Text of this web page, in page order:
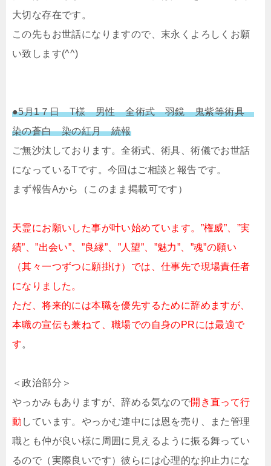
大切な存在です。
この先もお世話になりますので、末永くよろしくお願
い致します(^^)
●5月1７日 T様 男性 全術式 羽鏡 鬼紫等術具
染の蒼白 染の紅月 続報
ご無沙汰しております。全術式、術具、術儀でお世話
になっているTです。今回はご相談と報告です。
まず報告Aから（このまま掲載可です）
天霊にお願いした事が叶い始めています。”権威”、”実
績”、”出会い”、”良縁”、”人望”、”魅力”、”魂”の願い
（其々一つずつに願掛け）では、仕事先で現場責任者
になりました。
ただ、将来的には本職を優先するために辞めますが、
本職の宣伝も兼ねて、職場での自身のPRには最適で
す。
＜政治部分＞
やっかみもありますが、辞める気なので開き直って行
動 しています。やっかむ連中には恩を売り、また管理
職とも仲が良い様に周囲に見えるように振る舞ってい
るので（実際良いです）彼らには心理的な抑止力にな